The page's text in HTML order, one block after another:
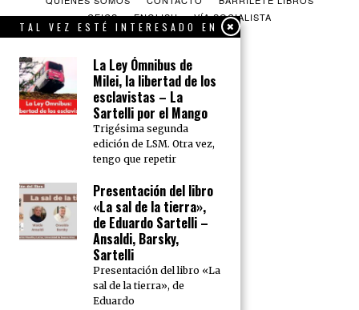
CEICS
ENGLISH VÍA SOCIALISTA
TAL VEZ ESTÉ INTERESADO EN
La Ley Ómnibus de
Milei, la libertad de los
esclavistas – La
Sartelli por el Mango
Trigésima segunda
edición de LSM. Otra vez,
tengo que repetir
Presentación del libro
«La sal de la tierra»,
de Eduardo Sartelli –
Ansaldi, Barsky,
Sartelli
Presentación del libro «La
sal de la tierra», de
Eduardo